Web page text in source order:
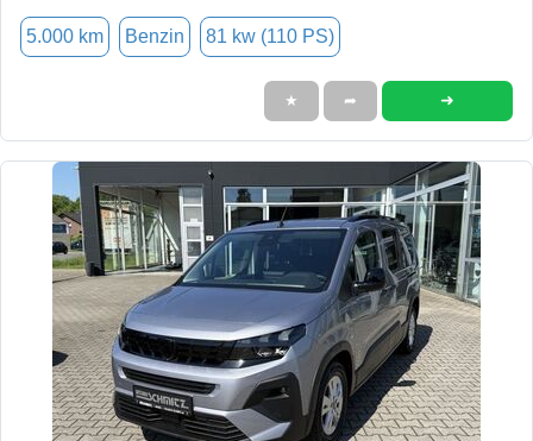
5.000 km Benzin 81 kw (110 PS)
★ ➦ ➜